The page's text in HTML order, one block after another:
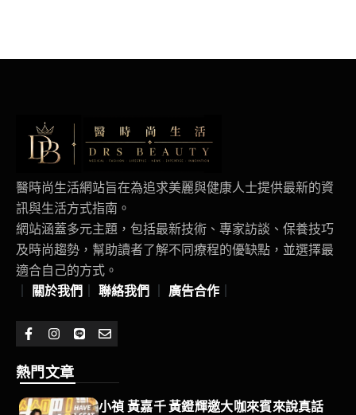
醫時尚生活網站旨在為追求美麗與健康人士提供最新的資
訊與生活方式指南。
網站涵蓋多元主題，包括最新技術、專家訪談、保養技巧
及時尚趨勢，幫助讀者了解不同療程的優缺點，並選擇最
適合自己的方式。
關於我們 聯絡我們 廣告合作
熱門文章
小禎 黃嘉千 黃鐙輝邀大咖來賓來說真話